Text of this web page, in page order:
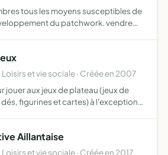
tous les moyens susceptibles de
du patchwork. vendre
et vie sociale · Créée en 2007
jouer aux jeux de plateau (jeux de
figurines et cartes) à l'exception
Aillantaise
et vie sociale · Créée en 2017